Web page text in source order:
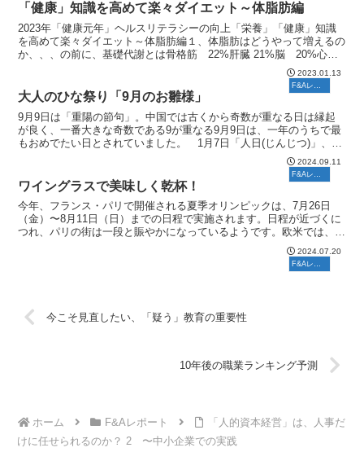
「健康」知識を高めて楽々ダイエット～体脂肪編
2023年「健康元年」ヘルスリテラシーの向上「栄養」「健康」知識
を高めて楽々ダイエット～体脂肪編１、体脂肪はどうやって増えるの
か、、、の前に、基礎代謝とは骨格筋 22%肝臓 21%脳 20%心臓
2023.01.13
大人のひな祭り「9月のお雛様」
9月9日は「重陽の節句」。中国では古くから奇数が重なる日は縁起
が良く、一番大きな奇数である9が重なる9月9日は、一年のうちで最
もおめでたい日とされていました。 1月7日「人日(じんじつ)」、3
2024.09.11
F&Aレポート
ワイングラスで美味しく乾杯！
今年、フランス・パリで開催される夏季オリンピックは、7月26日
（金）〜8月11日（日）までの日程で実施されます。日程が近づくに
つれ、パリの街は一段と賑やかになっているようです。欧米では、昼
間からワインやビールを飲むことは珍しいことではありま...2024.07.20
今こそ見直したい、「疑う」教育の重要性
10年後の職業ランキング予測
ホーム F&Aレポート
「人的資本経営」は、人事だ
けに任せられるのか？ 2 〜中小企業での実践